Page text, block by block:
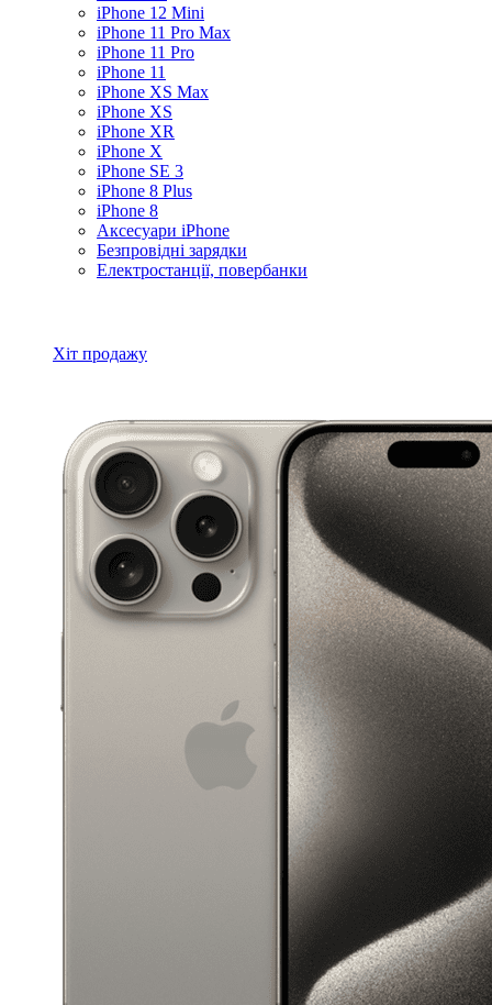
iPhone 12 Mini
iPhone 11 Pro Max
iPhone 11 Pro
iPhone 11
iPhone XS Max
iPhone XS
iPhone XR
iPhone X
iPhone SE 3
iPhone 8 Plus
iPhone 8
Аксесуари iPhone
Безпровідні зарядки
Електростанції, повербанки
Хіт продажу